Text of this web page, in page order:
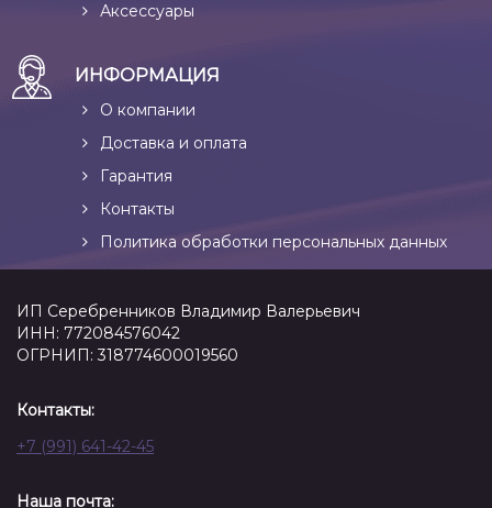
Аксессуары
ИНФОРМАЦИЯ
О компании
Доставка и оплата
Гарантия
Контакты
Политика обработки персональных данных
ИП Серебренников Владимир Валерьевич
ИНН: 772084576042
ОГРНИП: 318774600019560
Контакты:
+7 (991) 641-42-45
Наша почта: